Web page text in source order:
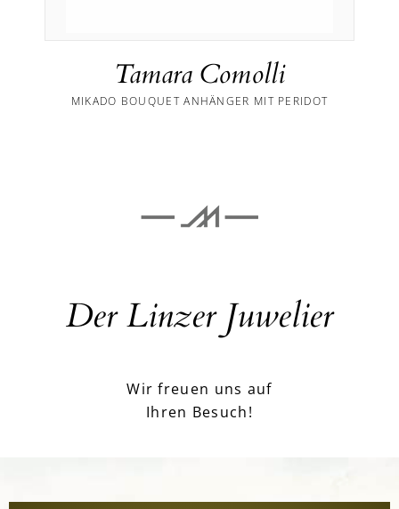
Tamara Comolli
MIKADO BOUQUET ANHÄNGER MIT PERIDOT
Der Linzer Juwelier
Wir freuen uns auf
Ihren Besuch!